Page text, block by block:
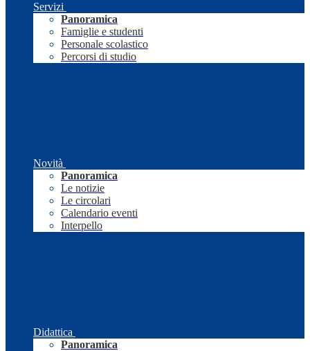
Servizi
Panoramica
Famiglie e studenti
Personale scolastico
Percorsi di studio
Novità
Panoramica
Le notizie
Le circolari
Calendario eventi
Interpello
Didattica
Panoramica